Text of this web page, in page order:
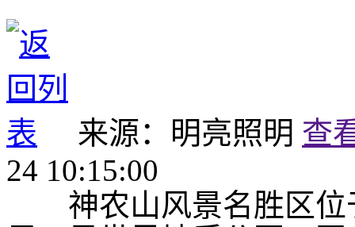
来源：明亮照明 查
24 10:15:00
神农山风景名胜区位